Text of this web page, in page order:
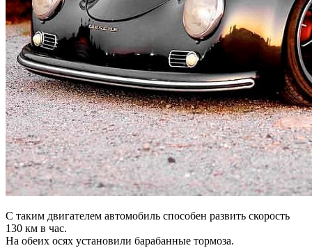
С таким двигателем автомобиль способен развить скорость
130 км в час.
На обеих осях установили барабанные тормоза.